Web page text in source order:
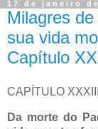
17 de janeiro de
Milagres
sua vida
Capítulo
CAPÍTULO XXXIII
Da morte do